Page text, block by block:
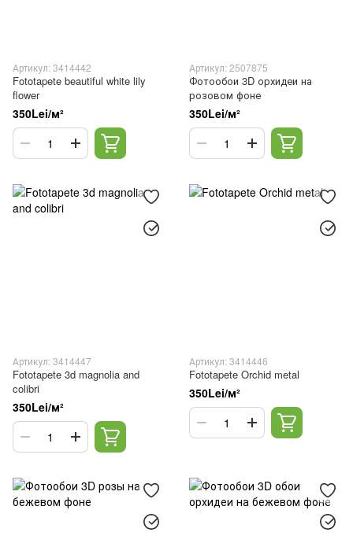
Артикул: 3414442
Fototapete beautiful white lily
flower
350Lei/м²
Артикул: 2507875
Фотообои 3D орхидеи на
розовом фоне
350Lei/м²
Артикул: 3414447
Fototapete 3d magnolia and
colibri
350Lei/м²
Артикул: 3414446
Fototapete Orchid metal
350Lei/м²